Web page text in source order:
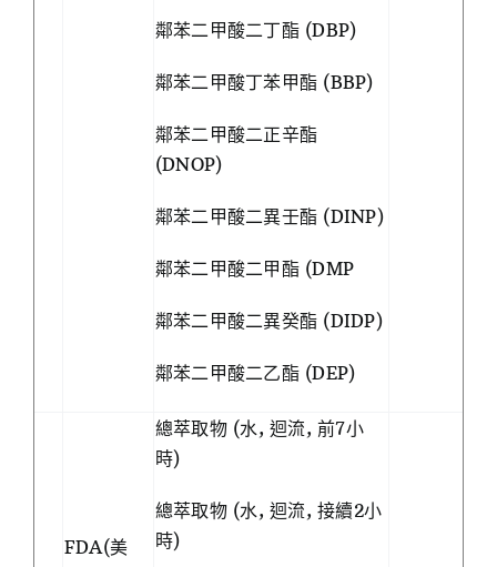
鄰苯二甲酸二丁酯 (DBP)
鄰苯二甲酸丁苯甲酯 (BBP)
鄰苯二甲酸二正辛酯
(DNOP)
鄰苯二甲酸二異壬酯 (DINP)
鄰苯二甲酸二甲酯 (DMP
鄰苯二甲酸二異癸酯 (DIDP)
鄰苯二甲酸二乙酯 (DEP)
FDA(美
總萃取物 (水, 迴流, 前7小
時)
總萃取物 (水, 迴流, 接續2小
時)